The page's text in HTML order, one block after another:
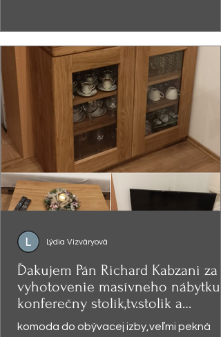
Ďakujem Pán Richard Kabzani za
vyhotovenie masívneho nábytku -
konferečny stolík,tv.stolik a
presklená
komoda do obývacej izby,veľmi pekná
Lýdia Vizváryová